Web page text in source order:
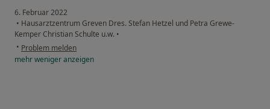
6. Februar 2022
• Hausarztzentrum Greven Dres. Stefan Hetzel und Petra Grewe-
Kemper Christian Schulte u.w. •
• Problem melden
mehrwenigeranzeigen